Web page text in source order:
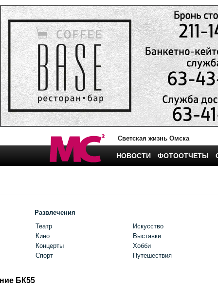
Светская жизнь Омска
НОВОСТИ ФОТООТЧЕТЫ
Развлечения
Театр
Кино
Концерты
Спорт
Искусство
Выставки
Хобби
Путешествия
БК55